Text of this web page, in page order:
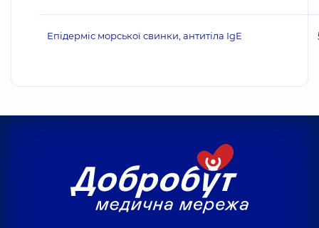
Епідерміс морської свинки, антитіла IgE